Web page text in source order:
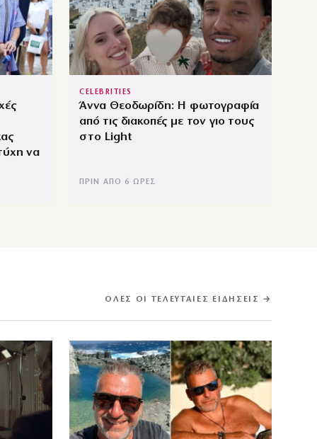
να
CELEBRITIES
Άννα Θεοδωρίδη: Η φωτογραφία
από τις διακοπές με τον γιο τους
στο Light
ΠΡΙΝ ΑΠΌ 6 ΏΡΕΣ
ΌΛΕΣ ΟΙ ΤΕΛΕΥΤΑΊΕΣ ΕΙΔΉΣΕΙΣ →